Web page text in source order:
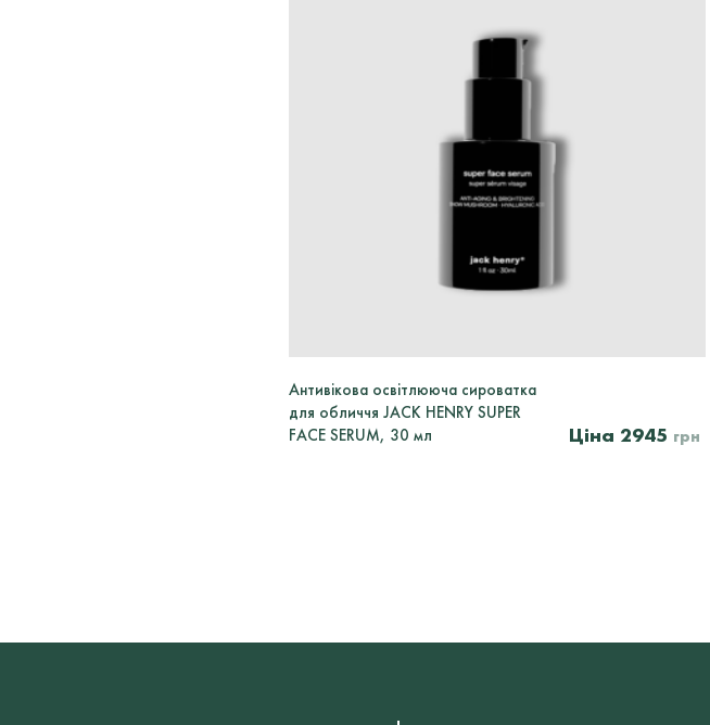
Антивікова освітлююча сироватка
для обличчя JACK HENRY SUPER
FACE SERUM, 30 мл
2945 грн